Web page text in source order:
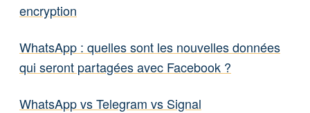
encryption
WhatsApp : quelles sont les nouvelles données
qui seront partagées avec Facebook ?
WhatsApp vs Telegram vs Signal